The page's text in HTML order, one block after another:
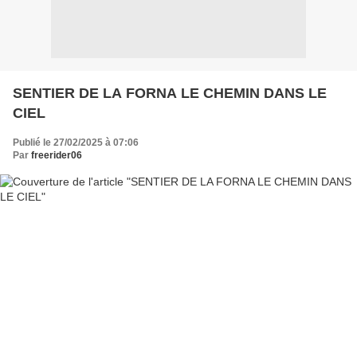
SENTIER DE LA FORNA LE CHEMIN DANS LE
CIEL
Publié le 27/02/2025 à 07:06
Par freerider06